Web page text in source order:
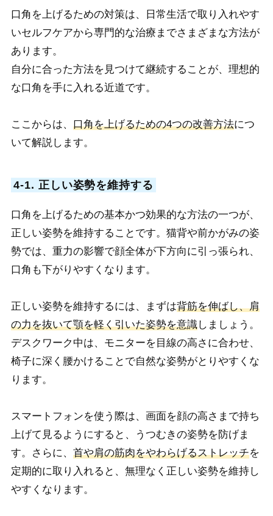
口角を上げるための対策は、日常生活で取り入れやす
いセルフケアから専門的な治療までさまざまな方法が
あります。
自分に合った方法を見つけて継続することが、理想的
な口角を手に入れる近道です。
ここからは、 口角を上げるための4つの改善方法につ
いて解説します。
4-1. 正しい姿勢を維持する
口角を上げるための基本かつ効果的な方法の一つが、
正しい姿勢を維持することです。猫背や前かがみの姿
勢では、重力の影響で顔全体が下方向に引っ張られ、
口角も下がりやすくなります。
正しい姿勢を維持するには、まずは背筋を伸ばし、肩
の力を抜いて顎を軽く引いた姿勢を意識しましょう。
デスクワーク中は、モニターを目線の高さに合わせ、
椅子に深く腰かけることで自然な姿勢がとりやすくな
ります。
スマートフォンを使う際は、画面を顔の高さまで持ち
上げて見るようにすると、うつむきの姿勢を防げま
す。さらに、 首や肩の筋肉をやわらげるストレッチを
定期的に取り入れると、無理なく正しい姿勢を維持し
やすくなります。